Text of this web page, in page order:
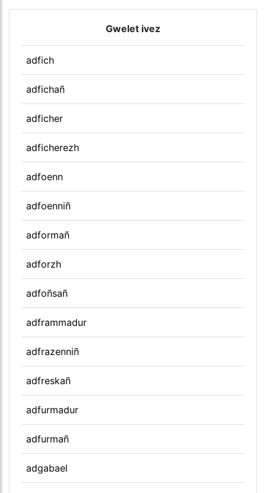
Gwelet ivez
adfich
adfichañ
adficher
adficherezh
adfoenn
adfoenniñ
adformañ
adforzh
adfoñsañ
adframmadur
adfrazenniñ
adfreskañ
adfurmadur
adfurmañ
adgabael